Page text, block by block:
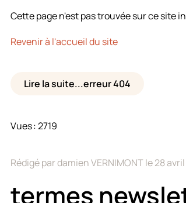
Cette page n'est pas trouvée sur ce site
Revenir à l'accueil du site
Lire la suite...erreur 404
Vues : 2719
Rédigé par damien VERNIMONT le28
termes